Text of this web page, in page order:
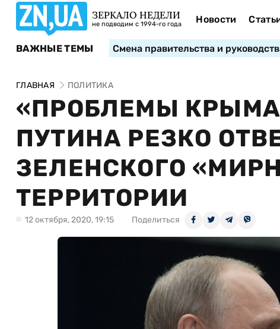
ЗЕРКАЛО НЕДЕЛИ
не подводим с 1994-го года Новости
ВАЖНЫЕ ТЕМЫ Смена правительства и
ГЛАВНАЯ ПОЛИТИКА
«ПРОБЛЕМЫ КРЫМА
ПУТИНА РЕЗКО
ЗЕЛЕНСКОГО
ТЕРРИТОРИИ
12 октября, 2020, 19:15 Поделиться